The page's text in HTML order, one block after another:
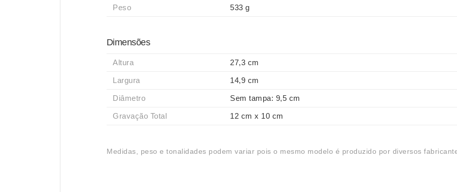
Peso 533 g
Dimensões
Altura 27,3 cm
Largura 14,9 cm
Diâmetro Sem tampa: 9,5 cm
Gravação Total 12 cm x 10 cm
Medidas, peso e tonalidades podem variar pois o mesmo modelo é produzido por diversos